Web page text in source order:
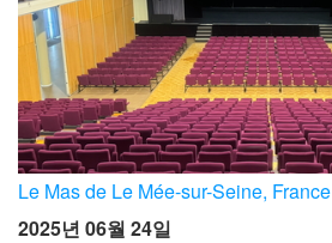
Le Mas de Le Mée-sur-Seine, France
2025년 06월 24일